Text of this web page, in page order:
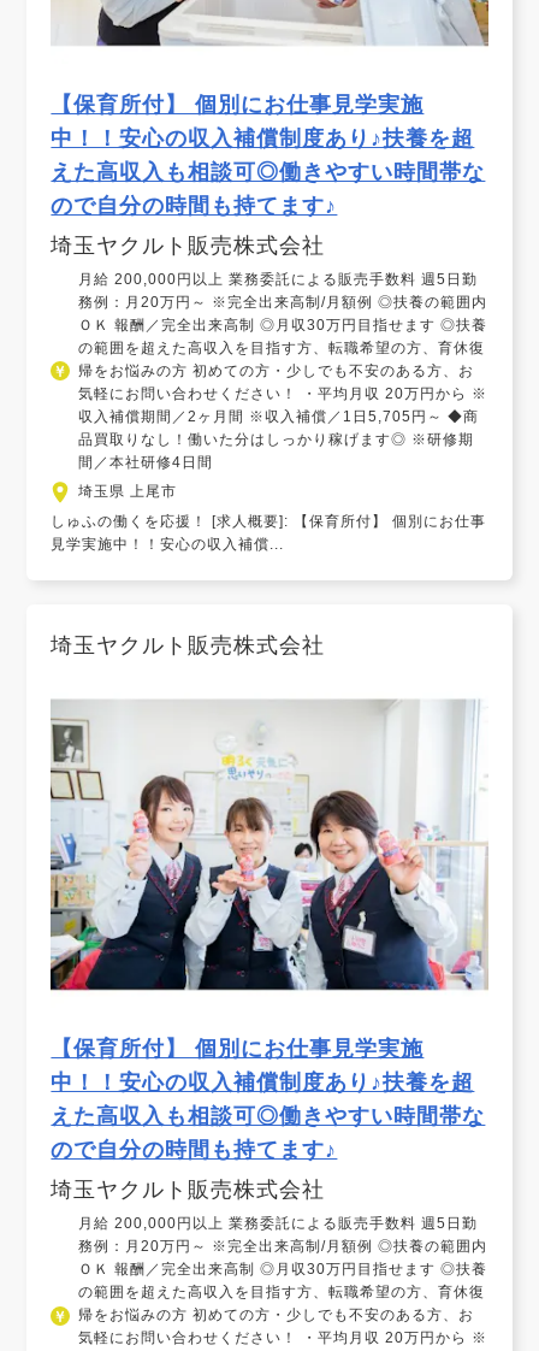
【保育所付】 個別にお仕事見学実施
中！！安心の収入補償制度あり♪扶養を超
えた高収入も相談可◎働きやすい時間帯な
ので自分の時間も持てます♪
埼玉ヤクルト販売株式会社
月給 200,000円以上 業務委託による販売手数料 週5日勤
務例：月20万円～ ※完全出来高制/月額例 ◎扶養の範囲内
ＯＫ 報酬／完全出来高制 ◎月収30万円目指せます ◎扶養
の範囲を超えた高収入を目指す方、転職希望の方、育休復
帰をお悩みの方 初めての方・少しでも不安のある方、お
気軽にお問い合わせください！ ・平均月収 20万円から ※
収入補償期間／2ヶ月間 ※収入補償／1日5,705円～ ◆商
品買取りなし！働いた分はしっかり稼げます◎ ※研修期
間／本社研修4日間
埼玉県 上尾市
しゅふの働くを応援！ [求人概要]: 【保育所付】 個別にお仕事
見学実施中！！安心の収入補償...
埼玉ヤクルト販売株式会社
【保育所付】 個別にお仕事見学実施
中！！安心の収入補償制度あり♪扶養を超
えた高収入も相談可◎働きやすい時間帯な
ので自分の時間も持てます♪
埼玉ヤクルト販売株式会社
月給 200,000円以上 業務委託による販売手数料 週5日勤
務例：月20万円～ ※完全出来高制/月額例 ◎扶養の範囲内
ＯＫ 報酬／完全出来高制 ◎月収30万円目指せます ◎扶養
の範囲を超えた高収入を目指す方、転職希望の方、育休復
帰をお悩みの方 初めての方・少しでも不安のある方、お
気軽にお問い合わせください！ ・平均月収 20万円から ※